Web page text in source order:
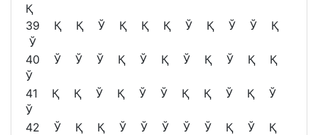
Қ
39 Қ Қ Ў Қ Қ Қ Ў Қ Ў Ў Қ
Ў
40 Ў Ў Ў Қ Ў Қ Ў Қ Ў Қ Қ
Ў
41 Қ Қ Ў Қ Ў Ў Қ Қ Ў Қ Ў
Ў
42 Ў Қ Қ Ў Ў Ў Ў Ў Қ Ў Қ